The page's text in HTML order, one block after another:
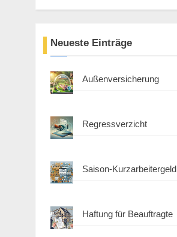
Neueste Einträge
Außenversicherung
Regressverzicht
Saison-Kurzarbeitergeld
Haftung für Beauftragte